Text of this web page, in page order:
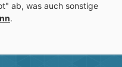
ab, was auch sonstige
.